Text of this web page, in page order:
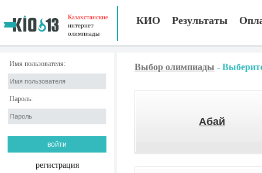
Казахстанские
интернет
олимпиады
КИО Результаты
Имя пользователя:
Пароль:
регистрация
Выбор олимпиады -
Абай